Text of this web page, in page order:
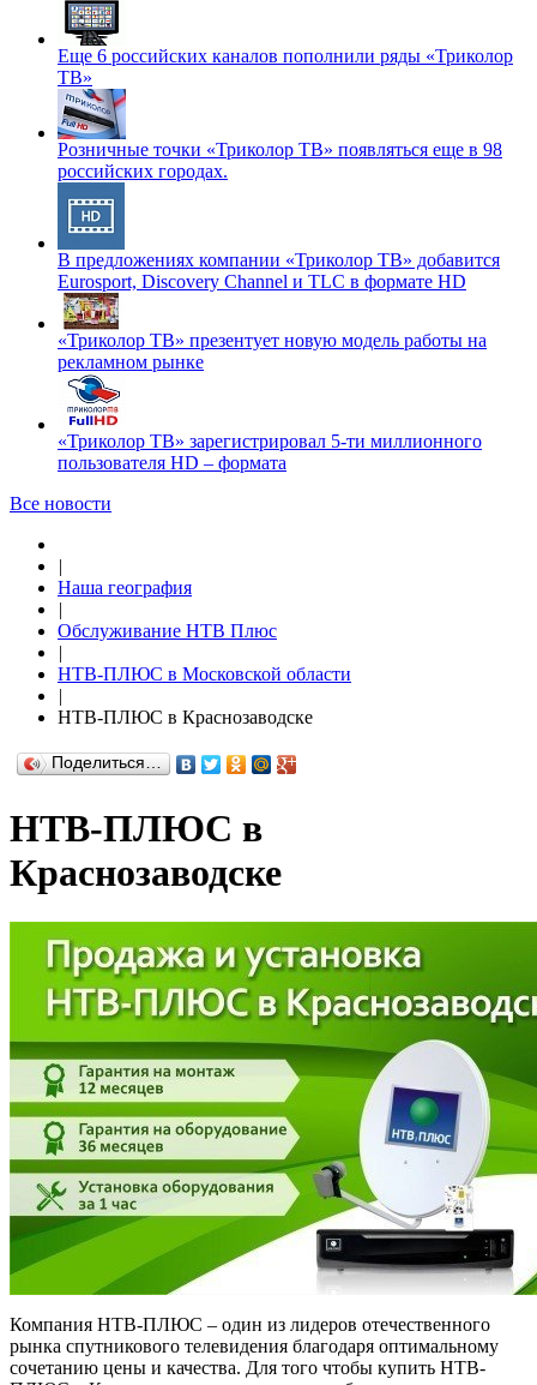
Еще 6 российских каналов пополнили ряды «Триколор
ТВ»
Розничные точки «Триколор ТВ» появляться еще в 98
российских городах.
В предложениях компании «Триколор ТВ» добавится
Eurosport, Discovery Channel и TLC в формате HD
«Триколор ТВ» презентует новую модель работы на
рекламном рынке
«Триколор ТВ» зарегистрировал 5-ти миллионного
пользователя HD – формата
Все новости
|
Наша география
|
Обслуживание НТВ Плюс
|
НТВ-ПЛЮС в Московской области
|
НТВ-ПЛЮС в Краснозаводске
Поделиться…
НТВ-ПЛЮС в
Краснозаводске
Компания НТВ-ПЛЮС – один из лидеров отечественного
рынка спутникового телевидения благодаря оптимальному
сочетанию цены и качества. Для того чтобы купить НТВ-